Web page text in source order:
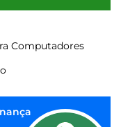
Computadores